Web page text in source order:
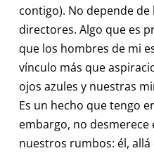
contigo). No depende
directores. Algo que es
que los hombres de mi
vínculo más que
ojos azules y nuestras
Es un hecho que tengo
embargo, no
nuestros rumbos: él,